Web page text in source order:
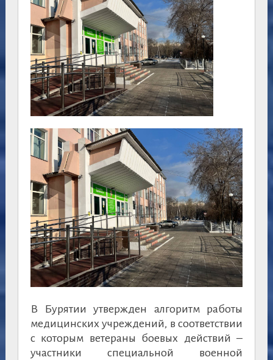
В Бурятии утвержден алгоритм работы
медицинских учреждений, в соответствии
с которым ветераны боевых действий –
участники специальной военной